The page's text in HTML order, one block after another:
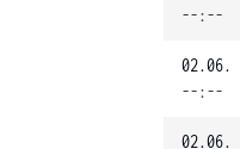
--:--
02.06.
--:--
02.06.